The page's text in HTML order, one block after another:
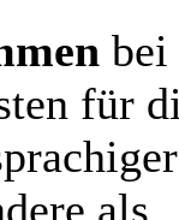
für
als